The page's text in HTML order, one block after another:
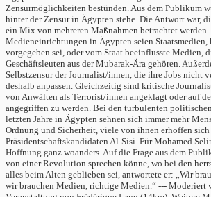
Zensurmöglichkeiten bestünden. Aus dem Publikum
hinter der Zensur in Ägypten stehe. Die Antwort war,
ein Mix von mehreren Maßnahmen betrachtet werden.
Medieneinrichtungen in Ägypten seien Staatsmedien,
vorgegeben sei, oder vom Staat beeinflusste Medien,
Geschäftsleuten aus der Mubarak-Ära gehören.
Selbstzensur der Journalist/innen, die ihre Jobs nicht
deshalb anpassen. Gleichzeitig sind kritische
von Anwälten als Terrorist/innen angeklagt oder auf
angegriffen zu werden. Bei den turbulenten
letzten Jahre in Ägypten sehnen sich immer mehr
Ordnung und Sicherheit, viele von ihnen erhoffen
Präsidentschaftskandidaten Al-Sisi. Für Mohamed
Hoffnung ganz woanders. Auf die Frage aus dem
von einer Revolution sprechen könne, wo bei den
alles beim Alten geblieben sei, antwortete er: „Wir
wir brauchen Medien, richtige Medien.“ --- Moderiert